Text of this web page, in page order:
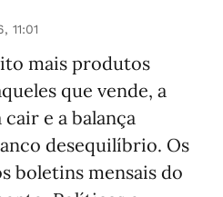
11:01
mais produtos
que vende, a
e a balança
desequilíbrio. Os
boletins mensais do